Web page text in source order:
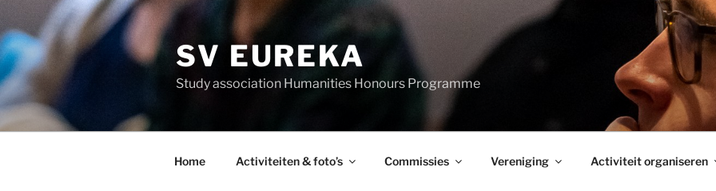
Ga
naar
de
inhoud
SV EUREKA
Study association Humanities Honours Programme
Home Activiteiten & foto’s Commissies Vereniging Activiteit organiseren